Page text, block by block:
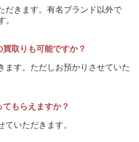
だきます。有名ブランド以外で
。
取りも可能ですか？
ます。ただしお預かりさせていた
もらえますか？
いただきます。